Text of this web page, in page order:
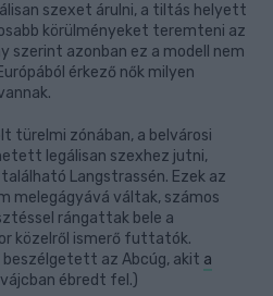
szexet árulni, a tiltás helyett
körülményeket teremteni az
szerint azonban ez a modell nem
érkező nők milyen
türelmi zónában, a belvárosi
legálisan szexhez jutni,
Langstrassén. Ezek az
melegágyává váltak, számos
rángattak bele a
közelről ismerő futtatók.
beszélgetett az Abcúg, akit a
ébredt fel.)